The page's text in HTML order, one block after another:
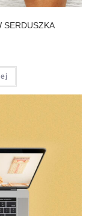
SERDUSZKA